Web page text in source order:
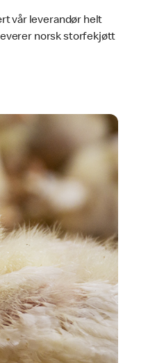
vår leverandør helt
norsk storfekjøtt